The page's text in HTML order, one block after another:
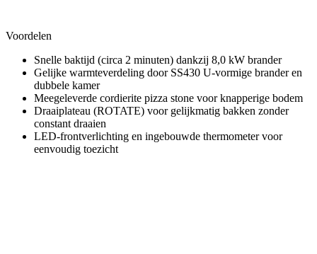
Voordelen
Snelle baktijd (circa 2 minuten) dankzij 8,0 kW brander
Gelijke warmteverdeling door SS430 U-vormige brander en
dubbele kamer
Meegeleverde cordierite pizza stone voor knapperige bodem
Draaiplateau (ROTATE) voor gelijkmatig bakken zonder
constant draaien
LED-frontverlichting en ingebouwde thermometer voor
eenvoudig toezicht